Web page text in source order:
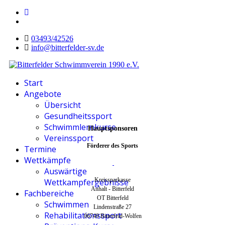
03493/42526
info@bitterfelder-sv.de
Start
Angebote
Übersicht
Gesundheitssport
Schwimmlernkurse
Vereinssport
Termine
Wettkämpfe
Auswärtige
Wettkampfergebnisse
Fachbereiche
Schwimmen
Rehabilitationssport
Hauptsponsoren
Förderer des Sports
Kreissparkasse
Anhalt - Bitterfeld
OT Bitterfeld
Lindenstraße 27
06749 Bitterfeld-Wolfen